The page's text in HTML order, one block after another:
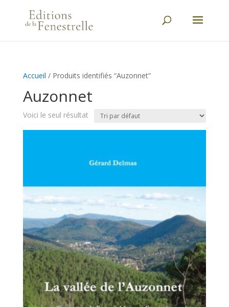
Accueil / Produits identifiés “Auzonnet”
Auzonnet
Voici le seul résultat